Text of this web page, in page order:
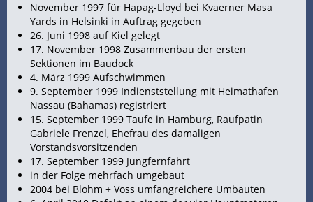
November 1997 für Hapag-Lloyd bei Kvaerner Masa
Yards in Helsinki in Auftrag gegeben
26. Juni 1998 auf Kiel gelegt
17. November 1998 Zusammenbau der ersten
Sektionen im Baudock
4. März 1999 Aufschwimmen
9. September 1999 Indienststellung mit Heimathafen
Nassau (Bahamas) registriert
15. September 1999 Taufe in Hamburg, Raufpatin
Gabriele Frenzel, Ehefrau des damaligen
Vorstandsvorsitzenden
17. September 1999 Jungfernfahrt
in der Folge mehrfach umgebaut
2004 bei Blohm + Voss umfangreichere Umbauten